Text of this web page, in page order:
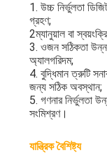
1. উচ্চ নির্ভুলতা
গ্রহণ;
2ম্যানুয়াল বা
3. ওজন সঠিকতা
অ্যালগরিদম;
4. বুদ্ধিমান ত্রুটি
জন্য সঠিক অবস্থান;
5. গণনার নির্ভুলতা
সংমিশ্রণ।
যান্ত্রিক বৈশিষ্ট্য